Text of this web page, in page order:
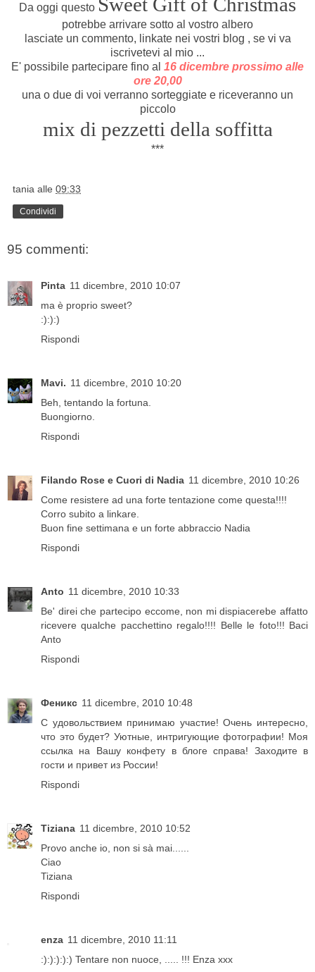
Da oggi questo
potrebbe arrivare sotto al vostro albero
lasciate un commento, linkate nei vostri blog , se vi va
iscrivetevi al mio ...
E' possibile partecipare fino al 16 dicembre prossimo alle
ore 20,00
una o due di voi verranno sorteggiate e riceveranno un
piccolo
mix di pezzetti della soffitta
***
tania alle 09:33
Condividi
95 commenti:
Pinta 11 dicembre, 2010 10:07
ma è proprio sweet?
:):):)
Rispondi
Mavi. 11 dicembre, 2010 10:20
Beh, tentando la fortuna.
Buongiorno.
Rispondi
Filando Rose e Cuori di Nadia 11 dicembre, 2010 10:26
Come resistere ad una forte tentazione come questa!!!!
Corro subito a linkare.
Buon fine settimana e un forte abbraccio Nadia
Rispondi
Anto 11 dicembre, 2010 10:33
Be' direi che partecipo eccome, non mi dispiacerebe affatto
ricevere qualche pacchettino regalo!!!! Belle le foto!!! Baci
Anto
Rispondi
Феникс 11 dicembre, 2010 10:48
С удовольствием принимаю участие! Очень интересно,
что это будет? Уютные, интригующие фотографии! Моя
ссылка на Вашу конфету в блоге справа! Заходите в
гости и привет из России!
Rispondi
Tiziana 11 dicembre, 2010 10:52
Provo anche io, non si sà mai......
Ciao
Tiziana
Rispondi
enza 11 dicembre, 2010 11:11
:):):):):) Tentare non nuoce, ..... !!! Enza xxx